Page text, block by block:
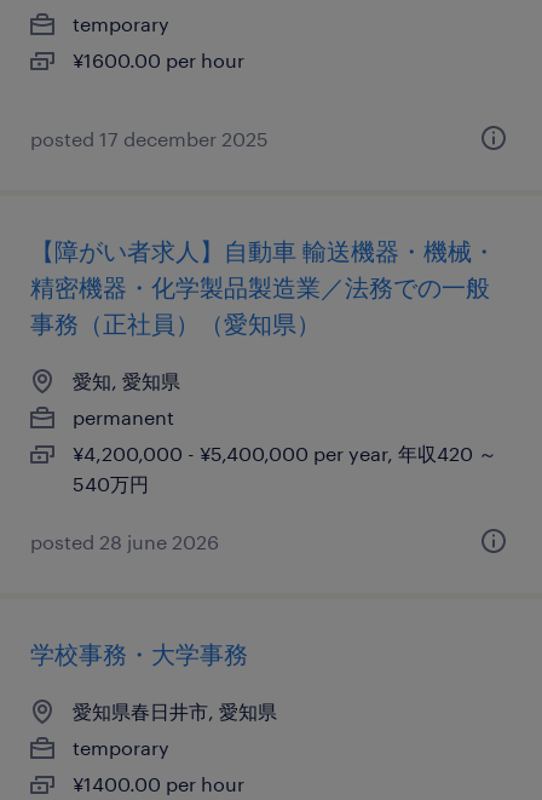
temporary
¥1600.00 per hour
posted 17 december 2025
【障がい者求人】自動車 輸送機器・機械・
精密機器・化学製品製造業／法務での一般
事務（正社員）（愛知県）
愛知, 愛知県
permanent
¥4,200,000 - ¥5,400,000 per year, 年収420 ～
540万円
posted 28 june 2026
学校事務・大学事務
愛知県春日井市, 愛知県
temporary
¥1400.00 per hour